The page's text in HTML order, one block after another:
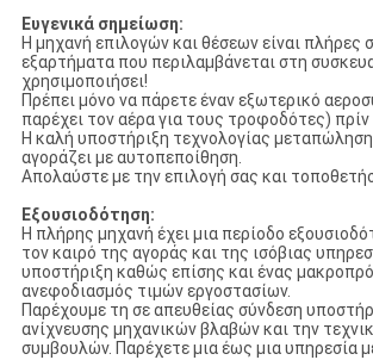
Ευγενικά σημείωση:
Η μηχανή επιλογών και θέσεων είναι πλήρες
εξαρτήματα που περιλαμβάνεται στη
χρησιμοποιήσει!
Πρέπει μόνο να πάρετε έναν εξωτερικό
παρέχει τον αέρα για τους τροφοδότες) πρίν
Η καλή υποστήριξη τεχνολογίας
αγοράζει με αυτοπεποίθηση.
Απολαύστε με την επιλογή σας και
Εξουσιοδότηση:
Η πλήρης μηχανή έχει μια περίοδο
τον καιρό της αγοράς και της ισόβιας
υποστήριξη καθώς επίσης και ένας
ανεφοδιασμός τιμών εργοστασίων.
Παρέχουμε τη σε απευθείας σύνδεση
ανίχνευσης μηχανικών βλαβών και την
συμβουλών. Παρέχετε μια έως μια υπηρεσία